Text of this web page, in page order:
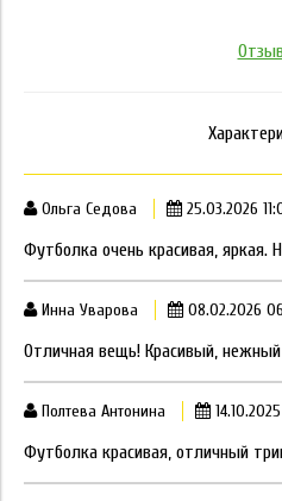
Ольга Седова 25.03.2026
Футболка очень красивая, яркая.
Инна Уварова 08.02.2026
Отличная вещь! Красивый,
Полтева Антонина
Футболка красивая, отличный